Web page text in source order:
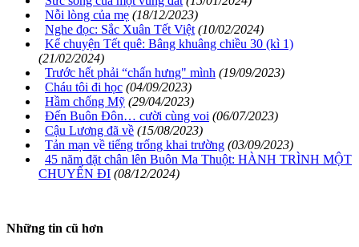
Nỗi lòng của mẹ (18/12/2023)
Nghe đọc: Sắc Xuân Tết Việt (10/02/2024)
Kể chuyện Tết quê: Bâng khuâng chiều 30 (kì 1)
(21/02/2024)
Trước hết phải “chấn hưng" mình (19/09/2023)
Cháu tôi đi học (04/09/2023)
Hầm chống Mỹ (29/04/2023)
Đến Buôn Đôn… cười cùng voi (06/07/2023)
Cậu Lương đã về (15/08/2023)
Tản mạn về tiếng trống khai trường (03/09/2023)
45 năm đặt chân lên Buôn Ma Thuột: HÀNH TRÌNH MỘT
CHUYẾN ĐI (08/12/2024)
Những tin cũ hơn